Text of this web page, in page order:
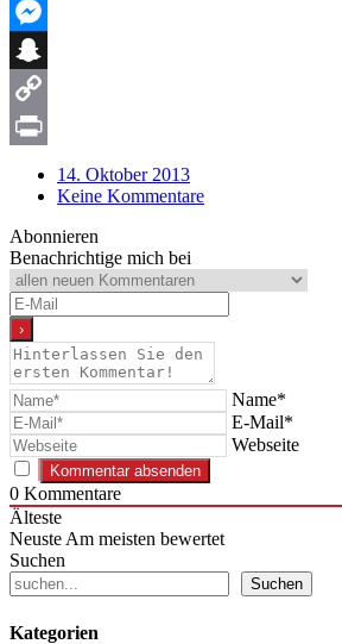
WhatsApp
Messenger
Snapchat
Copy
14. Oktober 2013
Keine Kommentare
Abonnieren
Benachrichtige mich bei
Name*
E-Mail*
Webseite
0 Kommentare
Älteste
NeusteAm meisten bewertet
Suchen
Suchen
Kategorien